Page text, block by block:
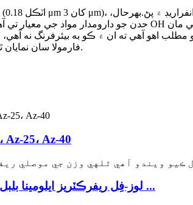
شڪل 1) هڪ واحد Sellmeier فارمولا سان نمايان ٿي سگهي ٿو.
فيوز ٿيل ايلومينا زرڪونيا، Az-25، Az-40
لوز-فِل ريفرڪٽريز ايلومينا بلبل استعمال ڪيو ويندو آهي ...